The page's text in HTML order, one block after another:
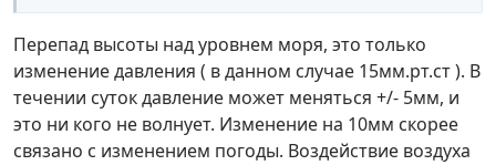
Перепад высоты над уровнем моря, это только
изменение давления ( в данном случае 15мм.рт.ст ). В
течении суток давление может меняться +/- 5мм, и
это ни кого не волнует. Изменение на 10мм скорее
связано с изменением погоды. Воздействие воздуха